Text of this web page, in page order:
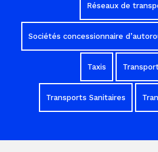
Réseaux de
Sociétés concessionnaire
Taxis
Transports Sanitaires